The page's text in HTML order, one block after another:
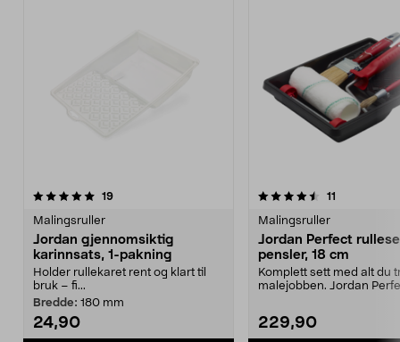
19anmeldelser
Malingsruller
Jordan gjennomsiktig
karinnsats, 1-pakning
Holder rullekaret rent og klart til
bruk – fi...
Bredde: 180 mm
24,90
4.5 av 5 stjerner 11
Malingsruller
Jordan Perfect
pensler, 18 cm
Komplett sett med alt du
malejobben. Jordan
229,90
5.0 av 5 stjerner